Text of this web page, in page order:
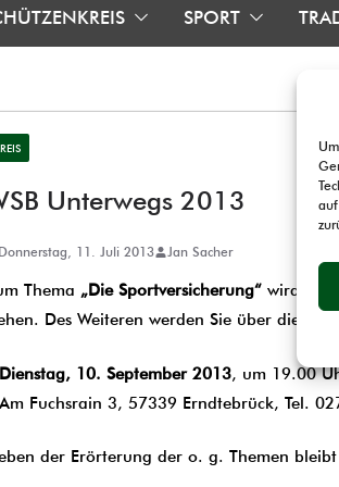
SPORT
Unterwegs 2013
Donnerstag, 11. Juli 2013 Jan Sacher
Thema „Die Sportversicherung“ wird der
Des Weiteren werden Sie über die
Dienstag, 10. September 2013, um 19.00
Am Fuchsrain 3, 57339 Erndtebrück, Tel.
der Erörterung der o. g. Themen